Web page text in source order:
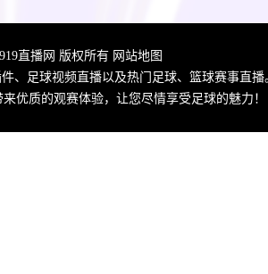
直播网 版权所有 网站地图
、足球视频直播以及热门足球、篮球赛事直
优质的观赛体验，让您尽情享受足球的魅力！